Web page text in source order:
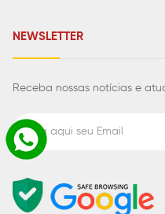
NEWSLETTER
Receba nossas notícias e